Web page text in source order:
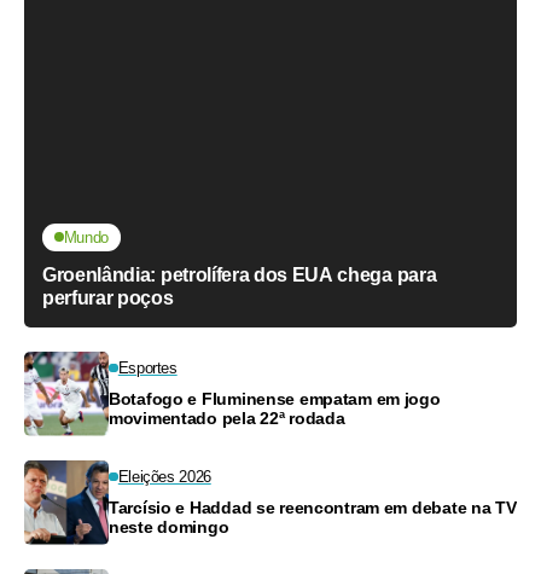
Mundo
Groenlândia: petrolífera dos EUA chega para
perfurar poços
Esportes
Botafogo e Fluminense empatam em jogo
movimentado pela 22ª rodada
Eleições 2026
Tarcísio e Haddad se reencontram em debate na TV
neste domingo